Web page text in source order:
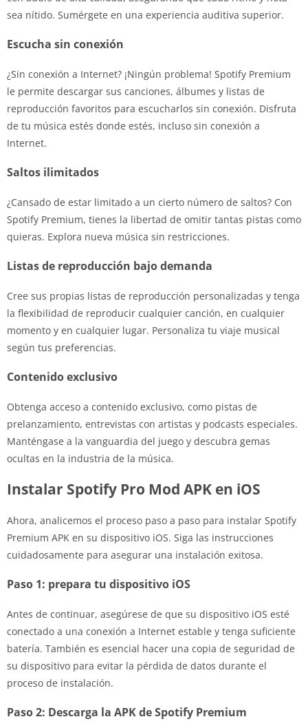
sea nítido. Sumérgete en una experiencia auditiva superior.
Escucha sin conexión
¿Sin conexión a Internet? ¡Ningún problema! Spotify Premium
le permite descargar sus canciones, álbumes y listas de
reproducción favoritos para escucharlos sin conexión. Disfruta
de tu música estés donde estés, incluso sin conexión a
Internet.
Saltos ilimitados
¿Cansado de estar limitado a un cierto número de saltos? Con
Spotify Premium, tienes la libertad de omitir tantas pistas como
quieras. Explora nueva música sin restricciones.
Listas de reproducción bajo demanda
Cree sus propias listas de reproducción personalizadas y tenga
la flexibilidad de reproducir cualquier canción, en cualquier
momento y en cualquier lugar. Personaliza tu viaje musical
según tus preferencias.
Contenido exclusivo
Obtenga acceso a contenido exclusivo, como pistas de
prelanzamiento, entrevistas con artistas y podcasts especiales.
Manténgase a la vanguardia del juego y descubra gemas
ocultas en la industria de la música.
Instalar Spotify Pro Mod APK en iOS
Ahora, analicemos el proceso paso a paso para instalar Spotify
Premium APK en su dispositivo iOS. Siga las instrucciones
cuidadosamente para asegurar una instalación exitosa.
Paso 1: prepara tu dispositivo iOS
Antes de continuar, asegúrese de que su dispositivo iOS esté
conectado a una conexión a Internet estable y tenga suficiente
batería. También es esencial hacer una copia de seguridad de
su dispositivo para evitar la pérdida de datos durante el
proceso de instalación.
Paso 2: Descarga la APK de Spotify Premium